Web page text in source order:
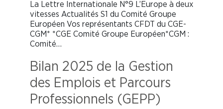
La Lettre Internationale N°9 L’Europe à deux
vitesses Actualités S1 du Comité Groupe
Européen Vos représentants CFDT du CGE-
CGM* *CGE Comité Groupe Européen*CGM :
Comité…
Bilan 2025 de la Gestion
des Emplois et Parcours
Professionnels (GEPP)